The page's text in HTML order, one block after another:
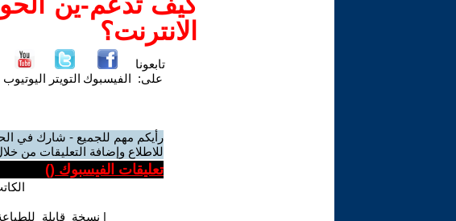
الانترنت؟
تابعونا
على: الفيسبوك التويتر اليوتيوب
رأيكم مهم للجميع - شارك في
للاطلاع وإضافة التعليقات من
تعليقات الفيسبوك ()
| نسخة قابلة